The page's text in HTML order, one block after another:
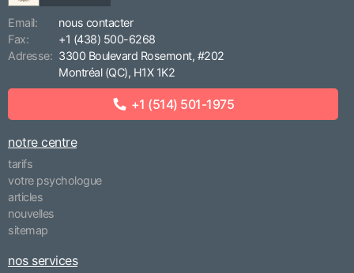
Email:
nous contacter
Fax:
+1 (438) 500-6268
Adresse: 3300 Boulevard Rosemont, #202
Montréal (QC), H1X 1K2
+1 (514) 501-1975
notre centre
tarifs
votre psychologue
articles
nouvelles
sitemap
nos services